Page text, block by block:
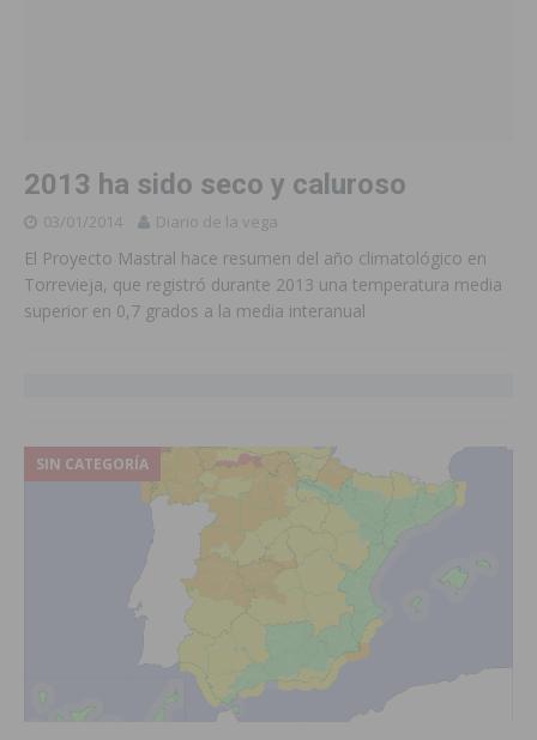
2013 ha sido seco y caluroso
03/01/2014 Diario de la vega
El Proyecto Mastral hace resumen del año climatológico en
Torrevieja, que registró durante 2013 una temperatura media
superior en 0,7 grados a la media interanual
SIN CATEGORÍA